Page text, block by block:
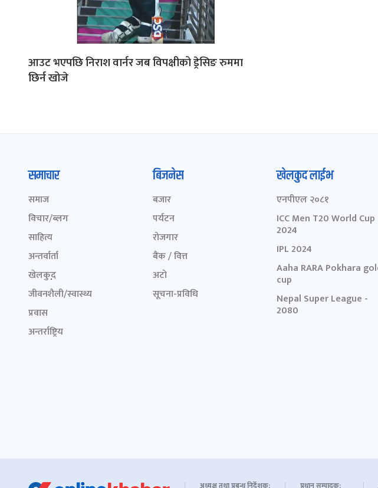
आउट भएपछि निराश वार्नर जब विपक्षीको ड्रेसिङ रुममा
छिर्न खोजे
समाचार
समाज
विचार/ब्लग
साहित्य
अन्तर्वार्ता
खेलकुद़़
जीवनशैली/स्वास्थ्य
प्रवास
अन्तर्राष्ट्रिय
बिजनेस
बजार
पर्यटन
रोजगार
बैंक / वित्त
अटो
सूचना-प्रविधि
खेलकुद लाईभ
एनपीएल २०८१
ICC Men T20 World Cup
2024
IPL 2024
Aaha RARA Pokhara
cup
Nepal Super League -
2080
अध्यक्ष तथा प्रबन्ध निर्देशक: प्रधान सम्पादक: